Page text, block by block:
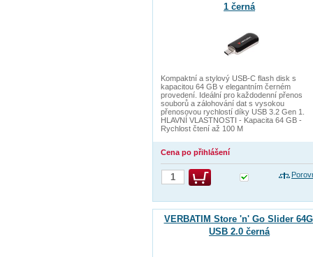
1 černá
Kompaktní a stylový USB-C flash disk s
kapacitou 64 GB v elegantním černém
provedení. Ideální pro každodenní přenos
souborů a zálohování dat s vysokou
přenosovou rychlostí díky USB 3.2 Gen 1.
HLAVNÍ VLASTNOSTI - Kapacita 64 GB -
Rychlost čtení až 100 M
Cena po přihlášení
VERBATIM Store 'n' Go Slider
USB 2.0 černá